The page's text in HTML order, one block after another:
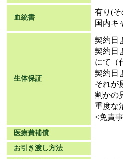
血統書
有り(
国内キ
生体保証
契約日
契約日
にて（
契約日
それが
割かの
重度な
<免責
医療費補償
お引き渡し方法